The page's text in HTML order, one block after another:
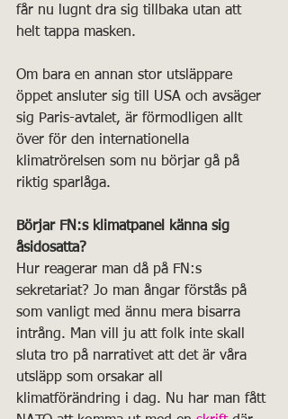
får nu lugnt dra sig tillbaka utan att
helt tappa masken.
Om bara en annan stor utsläppare
öppet ansluter sig till USA och avsäger
sig Paris-avtalet, är förmodligen allt
över för den internationella
klimatrörelsen som nu börjar gå på
riktig sparlåga.
Börjar FN:s klimatpanel känna sig
åsidosatta?
Hur reagerar man då på FN:s
sekretariat? Jo man ångar förstås på
som vanligt med ännu mera bisarra
intrång. Man vill ju att folk inte skall
sluta tro på narrativet att det är våra
utsläpp som orsakar all
klimatförändring i dag. Nu har man fått